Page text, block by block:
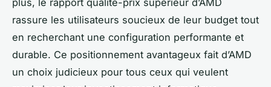
plus, le rapport qualité-prix supérieur d’AMD
rassure les utilisateurs soucieux de leur budget tout
en recherchant une configuration performante et
durable. Ce positionnement avantageux fait d’AMD
un choix judicieux pour tous ceux qui veulent